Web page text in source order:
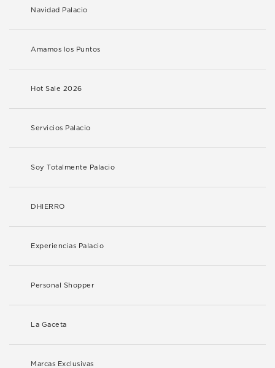
Navidad Palacio
Amamos los Puntos
Hot Sale 2026
Servicios Palacio
Soy Totalmente Palacio
DHIERRO
Experiencias Palacio
Personal Shopper
La Gaceta
Marcas Exclusivas